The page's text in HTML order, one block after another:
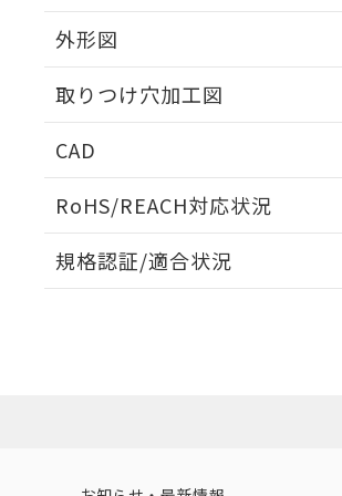
外形図
取りつけ穴加工図
CAD
RoHS/REACH対応状況
EU RoHS 注意事項・凡例
規格認証/適合状況
（イギリス
（ノルウェー